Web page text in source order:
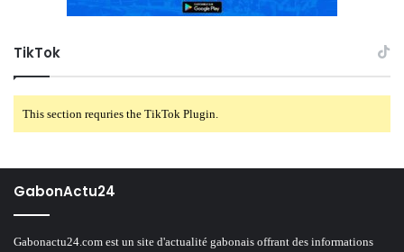
TikTok
This section requries the TikTok Plugin.
GabonActu24
Gabonactu24.com est un site d'actualité gabonais offrant des informations